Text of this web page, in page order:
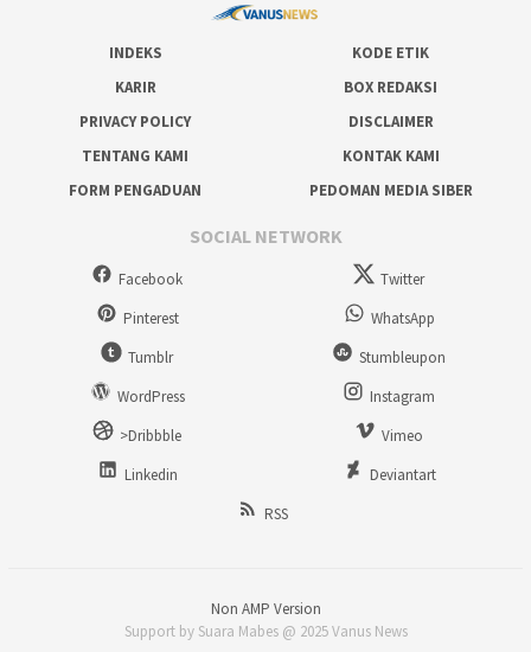
INDEKS
KODE ETIK
KARIR
BOX REDAKSI
PRIVACY POLICY
DISCLAIMER
TENTANG KAMI
KONTAK KAMI
FORM PENGADUAN
PEDOMAN MEDIA SIBER
SOCIAL NETWORK
Facebook
Twitter
Pinterest
WhatsApp
Tumblr
Stumbleupon
WordPress
Instagram
>Dribbble
Vimeo
Linkedin
Deviantart
RSS
Non AMP Version
Support by Suara Mabes @ 2025 Vanus News